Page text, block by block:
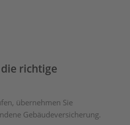
richtige
übernehmen Sie
Gebäudeversicherung.